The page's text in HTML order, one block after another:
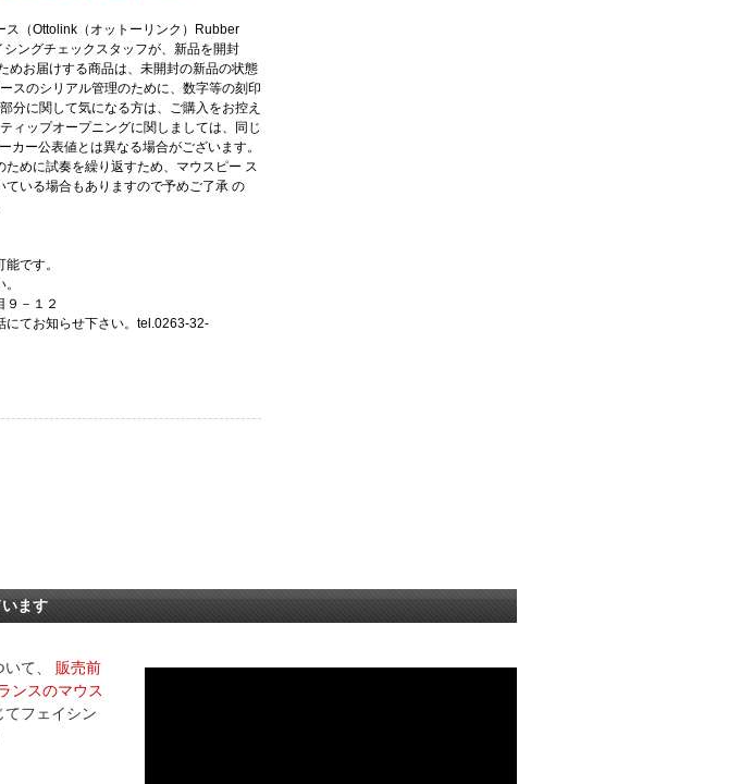
ス（Ottolink（オットーリンク）Rubber
ングチェックスタッフが、新品を開封
めお届けする商品は、未開封の新品の状態
スのシリアル管理のために、数字等の刻印
分に関して気になる方は、ご購入をお控え
ィップオープニングに関しましては、同じ
カー公表値とは異なる場合がございます。
めに試奏を繰り返すため、マウスピー ス
いる場合もありますので予めご了承 の
です。
９－１２
にてお知らせ下さい。tel.0263-32-
ます
て、 販売前
ンスのマウス
てフェイシン